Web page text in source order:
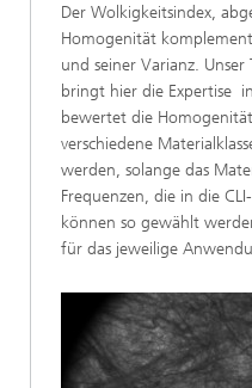
Der Wolkigkeitsindex,
Homogenität
und seiner Varianz.
bringt hier die Expertise
bewertet die
verschiedene
werden, solange das
Frequenzen, die in die
können so gewählt
für das jeweilige